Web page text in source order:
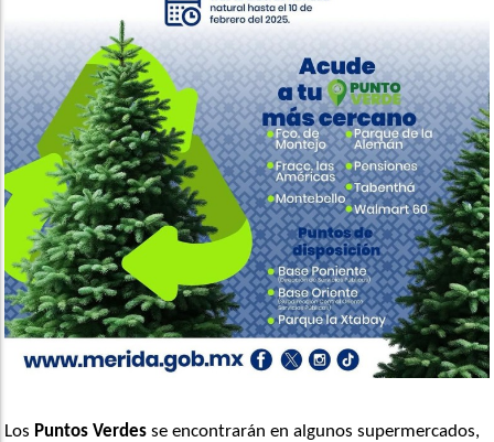
Los Puntos Verdes se encontrarán en algunos supermercados,